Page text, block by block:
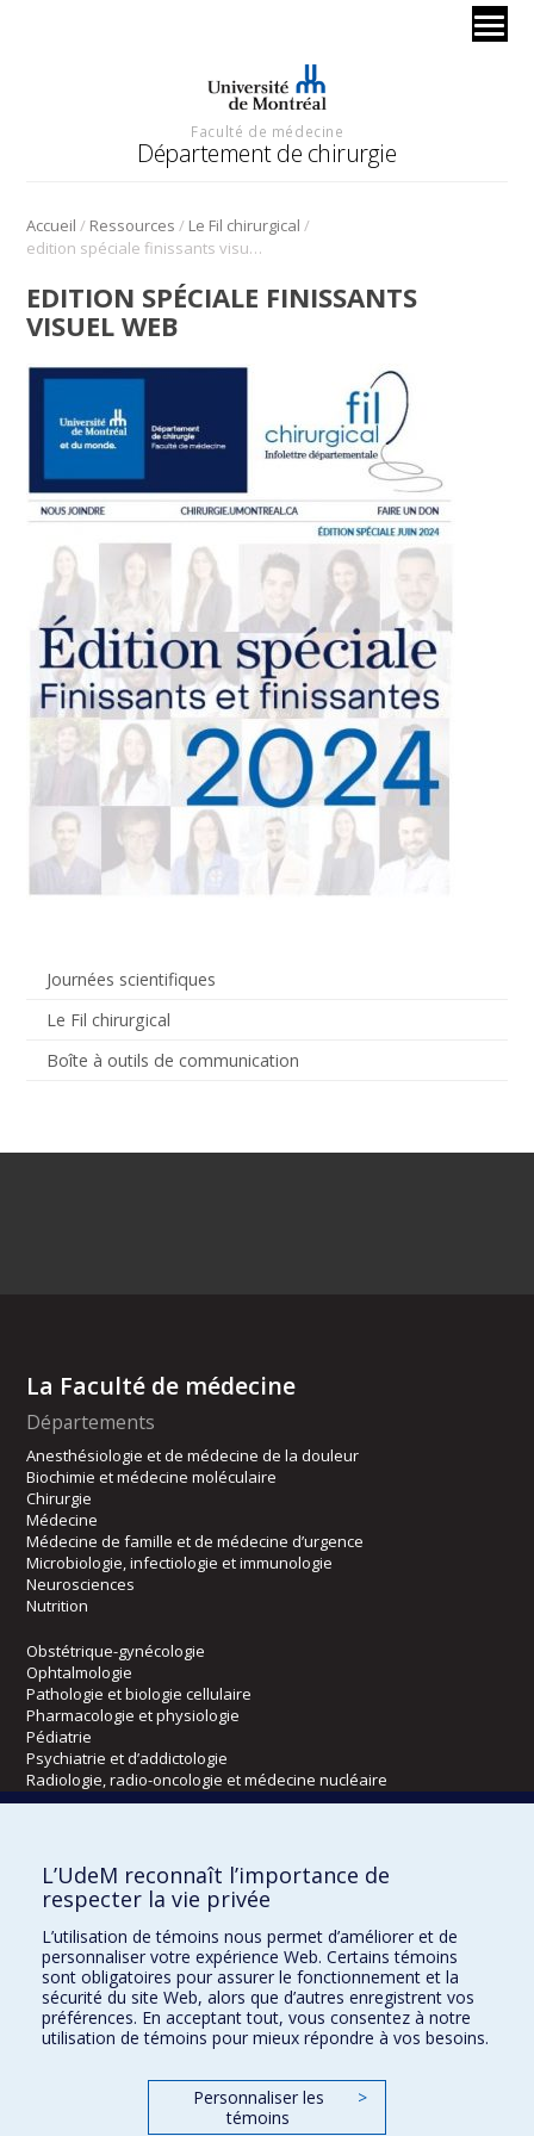
Faculté de médecine
Département de chirurgie
Accueil / Ressources / Le Fil chirurgical /
edition spéciale finissants visuel Web
Journées scientifiques
Le Fil chirurgical
Boîte à outils de communication
EDITION SPÉCIALE FINISSANTS
VISUEL WEB
La Faculté de médecine
Départements
Anesthésiologie et de médecine de la douleur
Biochimie et médecine moléculaire
Chirurgie
Médecine
Médecine de famille et de médecine d’urgence
Microbiologie, infectiologie et immunologie
Neurosciences
Nutrition
Obstétrique-gynécologie
Ophtalmologie
Pathologie et biologie cellulaire
Pharmacologie et physiologie
Pédiatrie
Psychiatrie et d’addictologie
Radiologie, radio-oncologie et médecine nucléaire
Kinésiologie et des sciences de l’activité physique
Orthophonie et audiologie
Réadaptation
Directions
DPC
CPASS
L’UdeM reconnaît l’importance de
respecter la vie privée
L’utilisation de témoins nous permet d’améliorer et de
personnaliser votre expérience Web. Certains témoins
sont obligatoires pour assurer le fonctionnement et la
sécurité du site Web, alors que d’autres enregistrent vos
préférences. En acceptant tout, vous consentez à notre
utilisation de témoins pour mieux répondre à vos besoins.
Personnaliser les
témoins
>